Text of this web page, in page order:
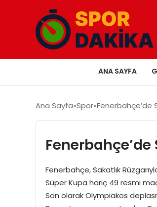
ANA SAYFA
Ana Sayfa Spor Fenerbahçe’de
Fenerbahçe, Sakatlık
Süper Kupa hariç 49 resmi
Son olarak Olympiakos